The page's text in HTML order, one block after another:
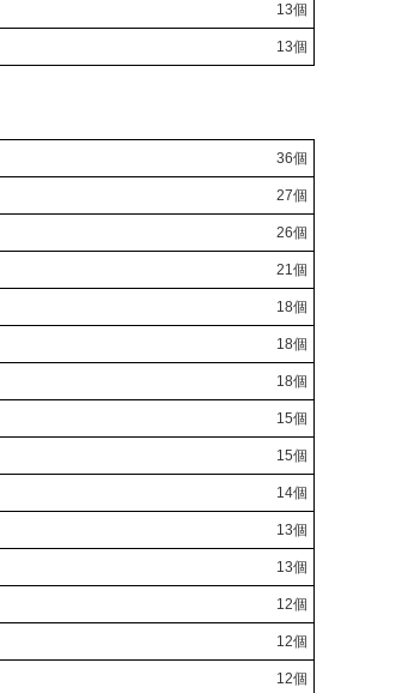
13個
13個
36個
27個
26個
21個
18個
18個
18個
15個
15個
14個
13個
13個
12個
12個
12個